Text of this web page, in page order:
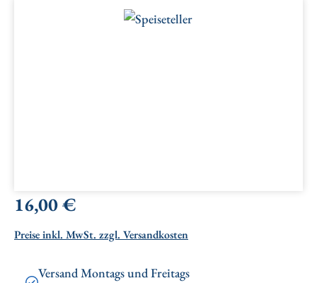
Bildergalerie überspringen
Regulärer Preis:
16,00 €
Preise inkl. MwSt. zzgl. Versandkosten
Versand Montags und Freitags